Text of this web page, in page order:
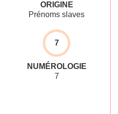
ORIGINE
Prénoms slaves
7
NUMÉROLOGIE
7